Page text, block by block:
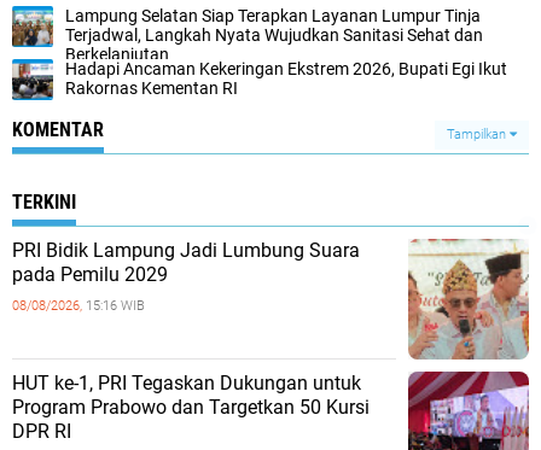
Lampung Selatan Siap Terapkan Layanan Lumpur Tinja
Terjadwal, Langkah Nyata Wujudkan Sanitasi Sehat dan
Berkelanjutan
Hadapi Ancaman Kekeringan Ekstrem 2026, Bupati Egi Ikut
Rakornas Kementan RI
KOMENTAR Tampilkan
TERKINI
PRI Bidik Lampung Jadi Lumbung Suara
pada Pemilu 2029
08/08/2026, 15:16 WIB
HUT ke-1, PRI Tegaskan Dukungan untuk
Program Prabowo dan Targetkan 50 Kursi
DPR RI